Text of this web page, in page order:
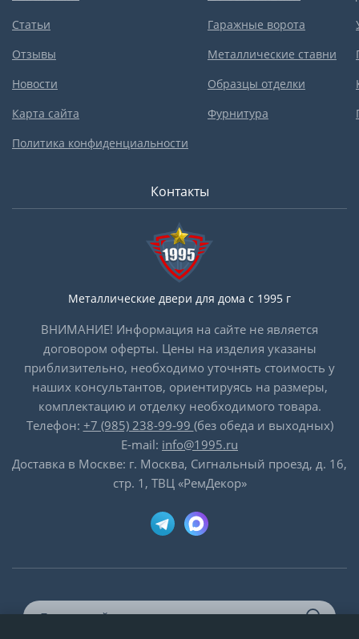
Статьи
Отзывы
Новости
Карта сайта
Политика конфиденциальности
Гаражные ворота
Металлические ставни
Образцы отделки
Фурнитура
Контакты
Металлические двери для дома с 1995 г
ВНИМАНИЕ! Информация на сайте не является
договором оферты. Цены на изделия указаны
приблизительно, необходимо уточнять стоимость у
наших консультантов, ориентируясь на размеры,
комплектацию и отделку необходимого товара.
Телефон: +7 (985) 238-99-99 (без обеда и выходных)
E-mail: info@1995.ru
Доставка в Москве: г. Москва, Сигнальный проезд, д. 16,
стр. 1, ТВЦ «РемДекор»